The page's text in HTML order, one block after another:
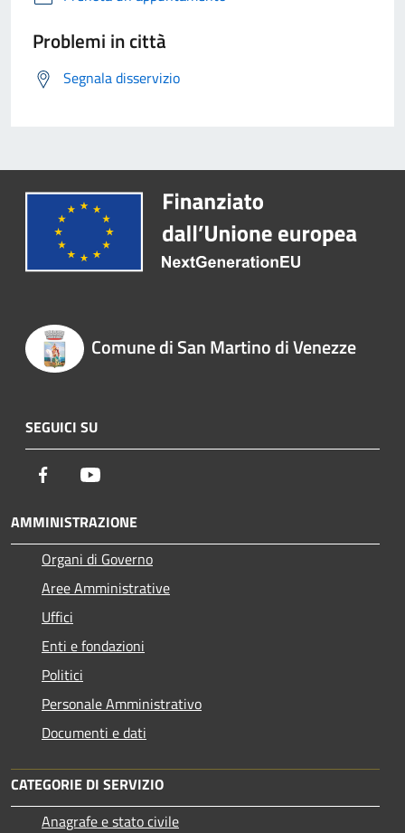
Problemi in città
Segnala disservizio
Comune di San Martino di Venezze
SEGUICI SU
Facebook
AMMINISTRAZIONE
Organi di Governo
Aree Amministrative
Uffici
Enti e fondazioni
Politici
Personale Amministrativo
Documenti e dati
CATEGORIE DI SERVIZIO
Anagrafe e stato civile